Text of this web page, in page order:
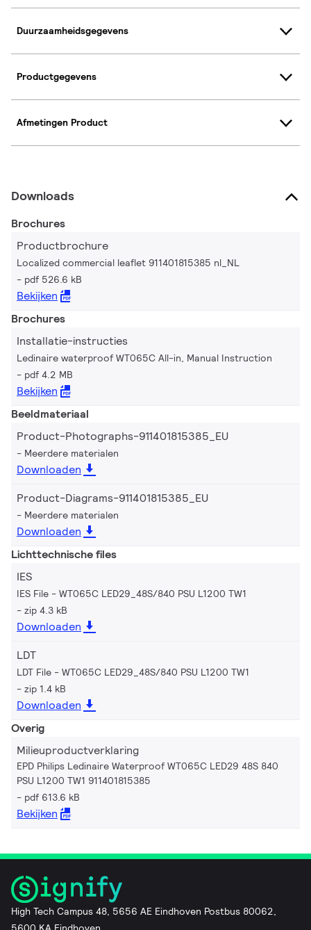
Duurzaamheidsgegevens
Productgegevens
Afmetingen Product
Downloads
Brochures
Productbrochure
Localized commercial leaflet 911401815385 nl_NL
pdf 526.6 kB
Bekijken
Brochures
Installatie-instructies
Ledinaire waterproof WT065C All-in, Manual Instruction
pdf 4.2 MB
Bekijken
Beeldmateriaal
Product-Photographs-911401815385_EU
Meerdere materialen
Downloaden
Product-Diagrams-911401815385_EU
Meerdere materialen
Downloaden
Lichttechnische files
IES
IES File - WT065C LED29_48S/840 PSU L1200 TW1
zip 4.3 kB
Downloaden
LDT
LDT File - WT065C LED29_48S/840 PSU L1200 TW1
zip 1.4 kB
Downloaden
Overig
Milieuproductverklaring
EPD Philips Ledinaire Waterproof WT065C LED29 48S 840
PSU L1200 TW1 911401815385
pdf 613.6 kB
Bekijken
High Tech Campus 48, 5656 AE Eindhoven Postbus 80062,